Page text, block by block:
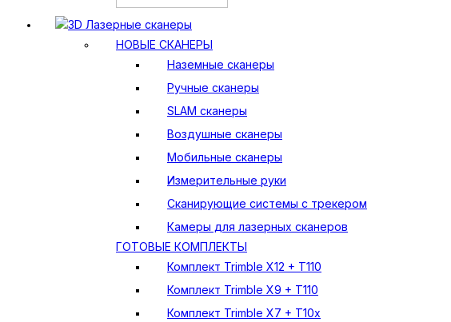
3D Лазерные сканеры
НОВЫЕ СКАНЕРЫ
Наземные сканеры
Ручные сканеры
SLAM сканеры
Воздушные сканеры
Мобильные сканеры
Измерительные руки
Сканирующие системы с трекером
Камеры для лазерных сканеров
ГОТОВЫЕ КОМПЛЕКТЫ
Комплект Trimble X12 + T110
Комплект Trimble X9 + T110
Комплект Trimble X7 + T10x